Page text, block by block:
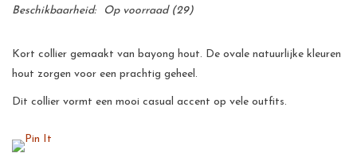
Beschikbaarheid: Op voorraad(29)
Kort collier gemaakt van bayong hout. De ovale natuurlijke kleuren
hout zorgen voor een prachtig geheel.
Dit collier vormt een mooi casual accent op vele outfits.
naar wens aangepast kan worden.